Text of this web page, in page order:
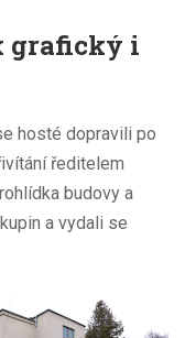
grafický i
hosté dopravili po
ředitelem
budovy a
a vydali se